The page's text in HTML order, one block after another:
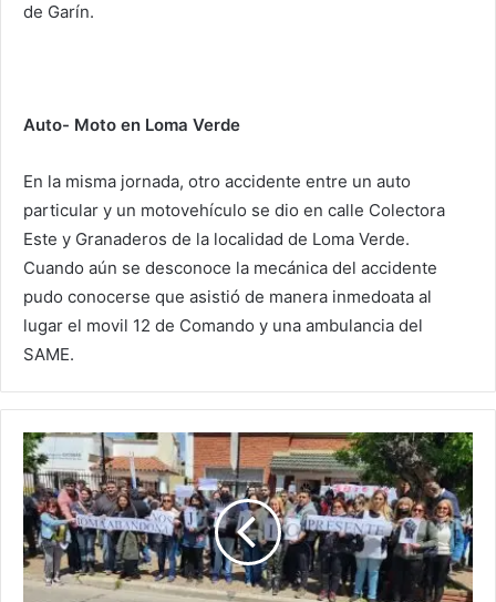
de Garín.
Auto- Moto en Loma Verde
En la misma jornada, otro accidente entre un auto
particular y un motovehículo se dio en calle Colectora
Este y Granaderos de la localidad de Loma Verde.
Cuando aún se desconoce la mecánica del accidente
pudo conocerse que asistió de manera inmedoata al
lugar el movil 12 de Comando y una ambulancia del
SAME.